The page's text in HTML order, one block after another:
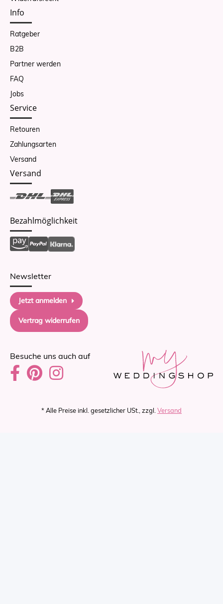
Info
Ratgeber
B2B
Partner werden
FAQ
Jobs
Service
Retouren
Zahlungsarten
Versand
Versand
Bezahlmöglichkeit
Newsletter
Jetzt anmelden
Vertrag widerrufen
Besuche uns auch auf
* Alle Preise inkl. gesetzlicher USt., zzgl. Versand